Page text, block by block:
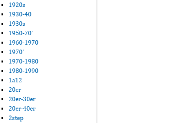
1920s
1930-40
1930s
1950-70'
1960-1970
1970'
1970-1980
1980-1990
1a12
20er
20er-30er
20er-40er
2step